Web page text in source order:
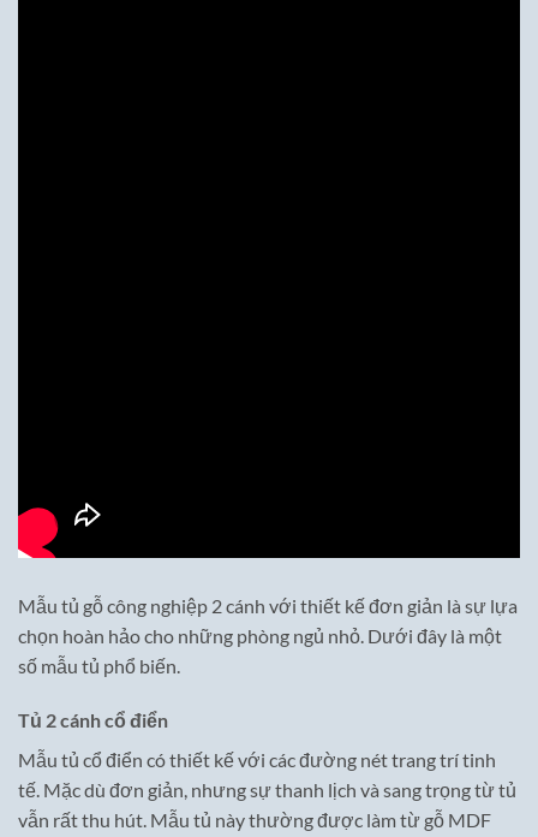
Mẫu tủ gỗ công nghiệp 2 cánh với thiết kế đơn giản là sự lựa
chọn hoàn hảo cho những phòng ngủ nhỏ. Dưới đây là một
số mẫu tủ phổ biến.
Tủ 2 cánh cổ điển
Mẫu tủ cổ điển có thiết kế với các đường nét trang trí tinh
tế. Mặc dù đơn giản, nhưng sự thanh lịch và sang trọng từ tủ
vẫn rất thu hút. Mẫu tủ này thường được làm từ gỗ MDF